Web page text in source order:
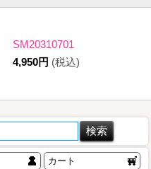
SM20310701
4,950円 (税込)
カート